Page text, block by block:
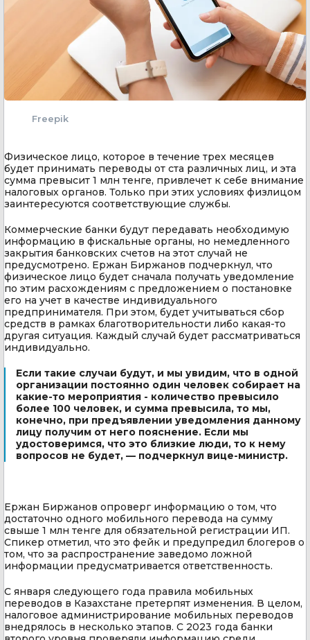
Freepik
Физическое лицо, которое в течение трех месяцев
будет принимать переводы от ста различных лиц, и эта
сумма превысит 1 млн тенге, привлечет к себе внимание
налоговых органов. Только при этих условиях физлицом
заинтересуются соответствующие службы.
Коммерческие банки будут передавать необходимую
информацию в фискальные органы, но немедленного
закрытия банковских счетов на этот случай не
предусмотрено. Ержан Биржанов подчеркнул, что
физическое лицо будет сначала получать уведомление
по этим расхождениям с предложением о постановке
его на учет в качестве индивидуального
предпринимателя. При этом, будет учитываться сбор
средств в рамках благотворительности либо какая-то
другая ситуация. Каждый случай будет рассматриваться
индивидуально.
Если такие случаи будут, и мы увидим, что в одной
организации постоянно один человек собирает на
какие-то мероприятия - количество превысило
более 100 человек, и сумма превысила, то мы,
конечно, при предъявлении уведомления данному
лицу получим от него пояснение. Если мы
удостоверимся, что это близкие люди, то к нему
вопросов не будет, — подчеркнул вице-министр.
Ержан Биржанов опроверг информацию о том, что
достаточно одного мобильного перевода на сумму
свыше 1 млн тенге для обязательной регистрации ИП.
Спикер отметил, что это фейк и предупредил блогеров о
том, что за распространение заведомо ложной
информации предусматривается ответственность.
С января следующего года правила мобильных
переводов в Казахстане претерпят изменения. В целом,
налоговое администрирование мобильных переводов
внедрялось в несколько этапов. С 2023 года банки